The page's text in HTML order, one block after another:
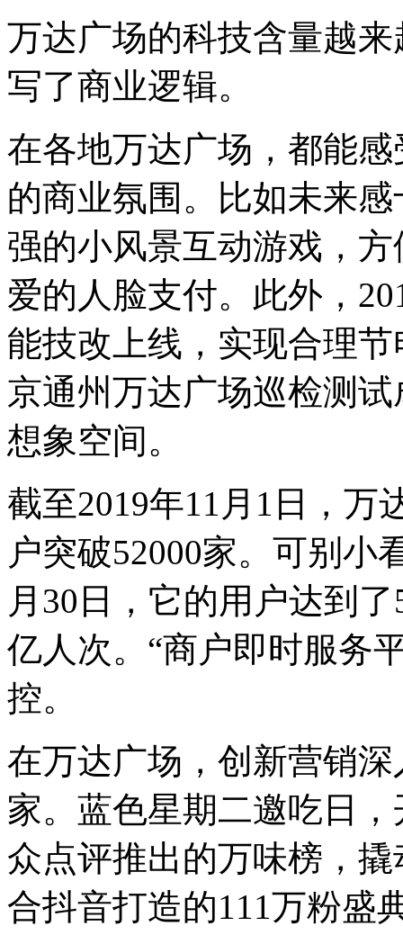
万达广场的科技含量越
写了商业逻辑。
在各地万达广场，都能
的商业氛围。比如未来
强的小风景互动游戏，
爱的人脸支付。此外，
能技改上线，实现合理
京通州万达广场巡检测
想象空间。
截至2019年11月1日，万
户突破52000家。可别小
月30日，它的用户达到
亿人次。 “商户即时服务
控。
在万达广场，创新营销
家。蓝色星期二邀吃日
众点评推出的万味榜，
合抖音打造的111万粉盛